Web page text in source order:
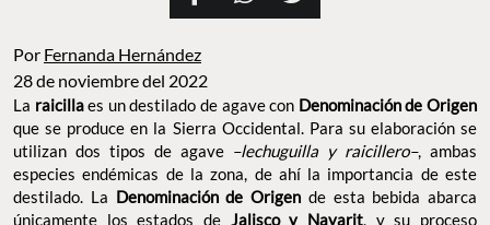
Por Fernanda Hernández
28 de noviembre del 2022
La raicillaes un destilado de agave con Denominación de Origen
que se produce en la Sierra Occidental. Para su elaboración se
utilizan dos tipos de agave–lechuguilla y raicillero–, ambas
especies endémicas de la zona, de ahí la importancia de este
destilado. La Denominación de Origen de esta bebida abarca
únicamente los estados de Jalisco y Nayarit, y su proceso